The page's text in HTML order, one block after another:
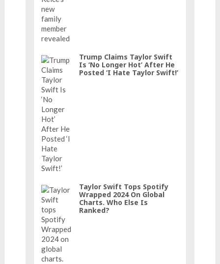
Trump Claims Taylor Swift
Is ‘No Longer Hot’ After He
Posted ‘I Hate Taylor Swift!’
Taylor Swift Tops Spotify
Wrapped 2024 On Global
Charts. Who Else Is
Ranked?